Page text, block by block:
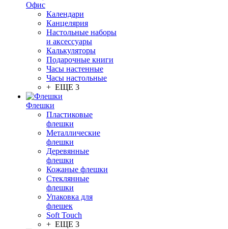
Офис
Календари
Канцелярия
Настольные наборы
и аксессуары
Калькуляторы
Подарочные книги
Часы настенные
Часы настольные
+ ЕЩЕ 3
Флешки
Пластиковые
флешки
Металлические
флешки
Деревянные
флешки
Кожаные флешки
Стеклянные
флешки
Упаковка для
флешек
Soft Touch
+ ЕЩЕ 3